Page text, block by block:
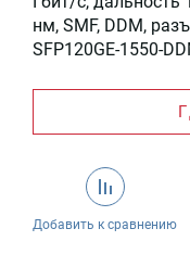
нм, SMF, DDM,
SFP120GE-1550-
Добавить к сравнению